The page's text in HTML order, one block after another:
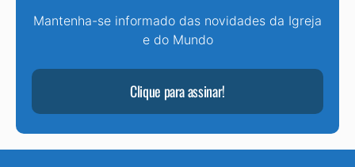
Mantenha-se informado das novidades da Igreja
e do Mundo
Clique para assinar!